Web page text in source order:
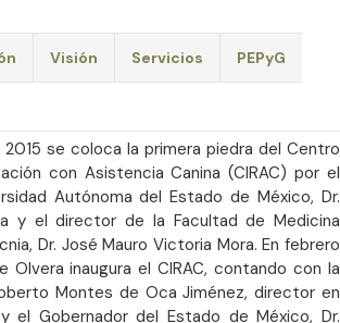
Visión Servicios PEPyG
se coloca la primera piedra del Centro
con Asistencia Canina (CIRAC) por el
Autónoma del Estado de México, Dr.
y el director de la Facultad de Medicina
Dr. José Mauro Victoria Mora. En febrero
Olvera inaugura el CIRAC, contando con la
Montes de Oca Jiménez, director en
el Gobernador del Estado de México, Dr.